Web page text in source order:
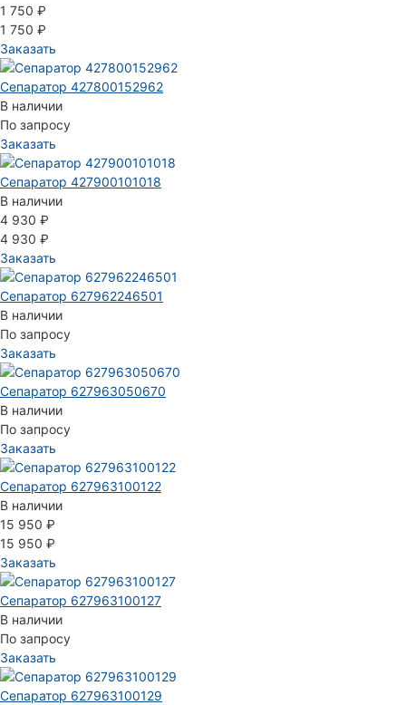
1 750 ₽
1 750 ₽
Заказать
Сепаратор 427800152962
В наличии
По запросу
Заказать
Сепаратор 427900101018
В наличии
4 930 ₽
4 930 ₽
Заказать
Сепаратор 627962246501
В наличии
По запросу
Заказать
Сепаратор 627963050670
В наличии
По запросу
Заказать
Сепаратор 627963100122
В наличии
15 950 ₽
15 950 ₽
Заказать
Сепаратор 627963100127
В наличии
По запросу
Заказать
Сепаратор 627963100129